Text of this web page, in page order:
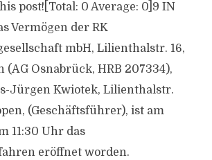
post![Total: 0 Average: 0]9 IN
Vermögen der RK
mbH, Lilienthalstr. 16,
(AG Osnabrück, HRB 207334),
Jürgen Kwiotek, Lilienthalstr.
(Geschäftsführer), ist am
11:30 Uhr das
eröffnet worden.